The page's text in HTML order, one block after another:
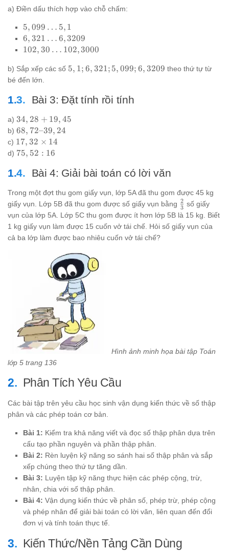
a) Điền dấu thích hợp vào chỗ chấm:
5,099
\ldots
5,1
5, 099 … 5, 1
6,321
\ldots
6, 321 … 6,3209
102,30
102,3000
102, 30 … 102,3000
b) Sắp xếp các số 5,1;
6,3209
5, 1; 6, 321; 5, 099; 6, 3209 theo thứ tự từ
bé đến lớn.
Bài 3: Đặt tính rồi tính
a) 34,28
+
19,45
34, 28 + 19, 45
b) 68,72
–
39,24
68, 72–39, 24
c) 17,32
\times
17, 32 × 14
d) 75,52
75, 52 : 16
Bài 4: Giải bài toán có lời văn
Trong một đợt thu gom giấy vụn, lớp 5A đã thu gom được 45 kg
giấy vụn. Lớp 5B đã thu gom được số giấy vụn bằng \frac{2}
{3}
3
2 số giấy
vụn của lớp 5A. Lớp 5C thu gom được ít hơn lớp 5B là 15 kg. Biết
1 kg giấy vụn làm được 15 cuốn vở tái chế. Hỏi số giấy vụn của
cả ba lớp làm được bao nhiêu cuốn vở tái chế?
Hình ảnh minh họa bài tập Toán
lớp 5 trang 136
Phân Tích Yêu Cầu
Các bài tập trên yêu cầu học sinh vận dụng kiến thức về số thập
phân và các phép toán cơ bản.
Bài 1: Kiểm tra khả năng viết và đọc số thập phân dựa trên
cấu tạo phần nguyên và phần thập phân.
Bài 2: Rèn luyện kỹ năng so sánh hai số thập phân và sắp
xếp chúng theo thứ tự tăng dần.
Bài 3: Luyện tập kỹ năng thực hiện các phép cộng, trừ,
nhân, chia với số thập phân.
Bài 4: Vận dụng kiến thức về phân số, phép trừ, phép cộng
và phép nhân để giải bài toán có lời văn, liên quan đến đổi
đơn vị và tính toán thực tế.
Kiến Thức/Nền Tảng Cần Dùng